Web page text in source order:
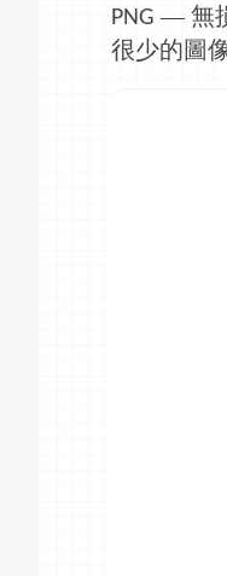
PNG— 無
很少的圖